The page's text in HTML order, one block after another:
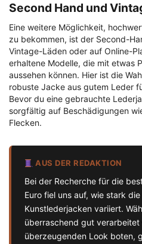
Second Hand und
Eine weitere Möglichkeit,
zu bekommen, ist der Second-
Vintage-Läden oder auf Online-
erhaltene Modelle, die mit etwas
aussehen können. Hier ist die
robuste Jacke aus gutem Leder
Bevor du eine gebrauchte
sorgfältig auf Beschädigungen
Flecken.
AUS DER REDAKTION
Bei der Recherche für die
Euro fiel uns auf, wie stark
Kunstlederjacken variiert.
überraschend gut verarbeitet
überzeugenden Look boten,